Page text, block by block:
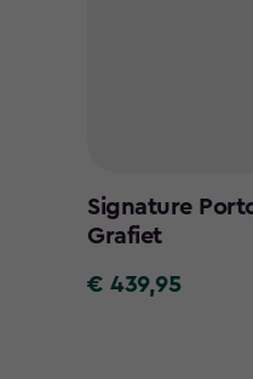
Signature
Grafiet
€
€ 439,95